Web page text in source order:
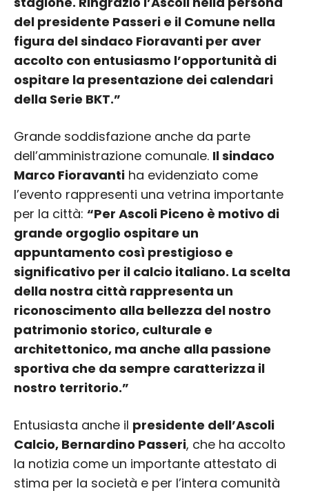
del presidente Passeri e il Comune nella
figura del sindaco Fioravanti per aver
accolto con entusiasmo l’opportunità di
ospitare la presentazione dei calendari
della Serie BKT.”
Grande soddisfazione anche da parte
dell’amministrazione comunale. Il sindaco
Marco Fioravanti ha evidenziato come
l’evento rappresenti una vetrina importante
per la città: “Per Ascoli Piceno è motivo di
grande orgoglio ospitare un
appuntamento così prestigioso e
significativo per il calcio italiano. La scelta
della nostra città rappresenta un
riconoscimento alla bellezza del nostro
patrimonio storico, culturale e
architettonico, ma anche alla passione
sportiva che da sempre caratterizza il
nostro territorio.”
Entusiasta anche il presidente dell’Ascoli
Calcio, Bernardino Passeri, che ha accolto
la notizia come un importante attestato di
stima per la società e per l’intera comunità